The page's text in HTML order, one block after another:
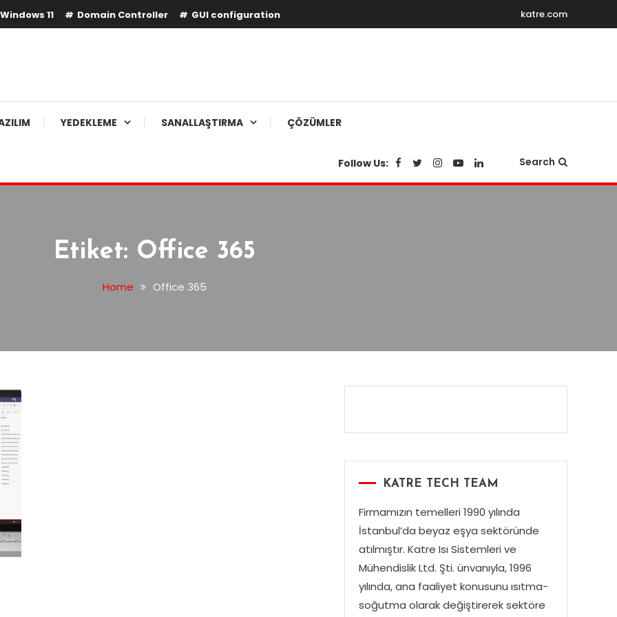
Windows 11 Domain Controller GUI configuration katre.com
YEDEKLEME SANALLAŞTIRMA ÇÖZÜMLER
Follow Us: Search
Etiket: Office 365
Home Office 365
KATRE TECH TEAM
Firmamızın temelleri 1990 yılında
İstanbul’da beyaz eşya sektöründe
atılmıştır. Katre Isı Sistemleri ve
Mühendislik Ltd. Şti. ünvanıyla, 1996
yılında, ana faaliyet konusunu ısıtma-
soğutma olarak değiştirerek sektöre